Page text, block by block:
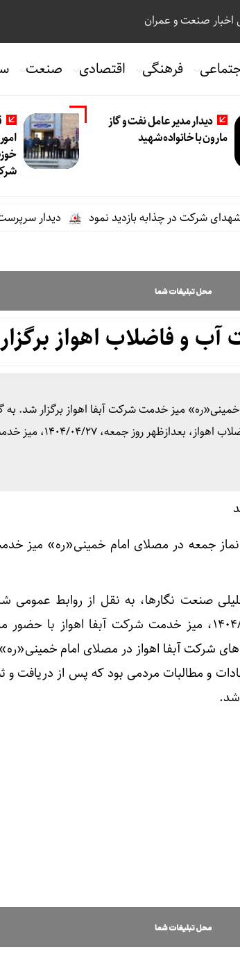
صنعت و عمران
فرهنگی اقتصادی صنعت
دیدار مدیر عامل نفت و گاز
مارون با خانواده شهید
شرکت در چذابه بازدید نمود دیدار سرپرست
و فاضلاب اهواز
میز خدمت شرکت آبفا اهواز برگزار شد. به
صنعت نگارها، به نقل از روابط
نماز جمعه در مصلای امام خمینی«ره» میز
صنعت نگارها، به نقل از روابط عمومی
بعدازظهر روز جمعه، ۱۴۰۴/۰۴/۲۷، میز خدمت شرکت آبفا
شرکت آبفا اهواز در مصلای امام
و مطالبات مردمی بود که پس از دریافت و
شد.